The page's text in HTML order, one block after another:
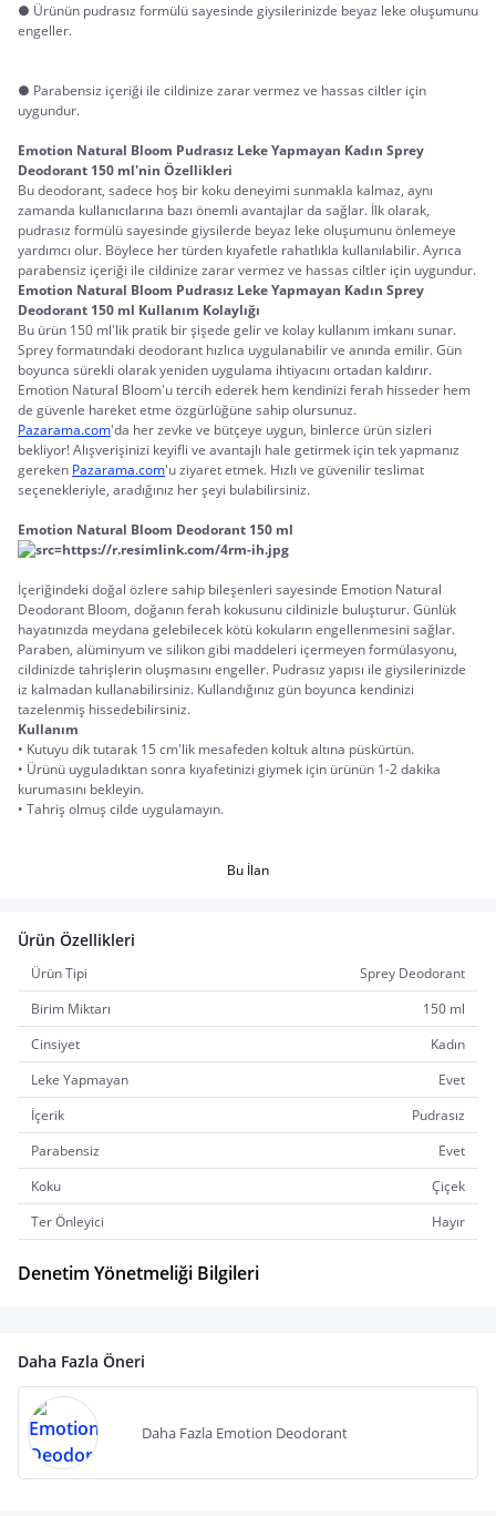
● Ürünün pudrasız formülü sayesinde giysilerinizde beyaz leke oluşumunu
engeller.
● Parabensiz içeriği ile cildinize zarar vermez ve hassas ciltler için
uygundur.
Emotion Natural Bloom Pudrasız Leke Yapmayan Kadın Sprey
Deodorant 150 ml'nin Özellikleri
Bu deodorant, sadece hoş bir koku deneyimi sunmakla kalmaz, aynı
zamanda kullanıcılarına bazı önemli avantajlar da sağlar. İlk olarak,
pudrasız formülü sayesinde giysilerde beyaz leke oluşumunu önlemeye
yardımcı olur. Böylece her türden kıyafetle rahatlıkla kullanılabilir. Ayrıca
parabensiz içeriği ile cildinize zarar vermez ve hassas ciltler için uygundur.
Emotion Natural Bloom Pudrasız Leke Yapmayan Kadın Sprey
Deodorant 150 ml Kullanım Kolaylığı
Bu ürün 150 ml'lik pratik bir şişede gelir ve kolay kullanım imkanı sunar.
Sprey formatındaki deodorant hızlıca uygulanabilir ve anında emilir. Gün
boyunca sürekli olarak yeniden uygulama ihtiyacını ortadan kaldırır.
Emotion Natural Bloom'u tercih ederek hem kendinizi ferah hisseder hem
de güvenle hareket etme özgürlüğüne sahip olursunuz.
Pazarama.com'da her zevke ve bütçeye uygun, binlerce ürün sizleri
bekliyor! Alışverişinizi keyifli ve avantajlı hale getirmek için tek yapmanız
gereken Pazarama.com'u ziyaret etmek. Hızlı ve güvenilir teslimat
seçenekleriyle, aradığınız her şeyi bulabilirsiniz.
Emotion Natural Bloom Deodorant 150 ml
İçeriğindeki doğal özlere sahip bileşenleri sayesinde Emotion Natural
Deodorant Bloom, doğanın ferah kokusunu cildinizle buluşturur. Günlük
hayatınızda meydana gelebilecek kötü kokuların engellenmesini sağlar.
Paraben, alüminyum ve silikon gibi maddeleri içermeyen formülasyonu,
cildinizde tahrişlerin oluşmasını engeller. Pudrasız yapısı ile giysilerinizde
iz kalmadan kullanabilirsiniz. Kullandığınız gün boyunca kendinizi
tazelenmiş hissedebilirsiniz.
Kullanım
• Kutuyu dik tutarak 15 cm'lik mesafeden koltuk altına püskürtün.
• Ürünü uyguladıktan sonra kıyafetinizi giymek için ürünün 1-2 dakika
kurumasını bekleyin.
• Tahriş olmuş cilde uygulamayın.
Bu İlan
Ürün Özellikleri
Ürün Tipi
Sprey Deodorant
Birim Miktarı
150 ml
Cinsiyet
Kadın
Leke Yapmayan
Evet
İçerik
Pudrasız
Parabensiz
Evet
Koku
Çiçek
Ter Önleyici
Hayır
Denetim Yönetmeliği Bilgileri
Daha Fazla Öneri
Daha Fazla Emotion Deodorant